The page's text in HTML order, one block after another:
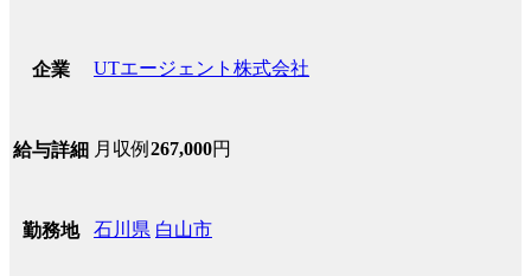
企業 UTエージェント株式会社
給与詳細 月収例 267,000円
勤務地 石川県 白山市